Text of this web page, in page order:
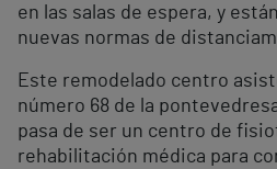
en las salas de espera, y
nuevas normas de
Este remodelado centro
número 68 de la
pasa de ser un centro de
rehabilitación médica para